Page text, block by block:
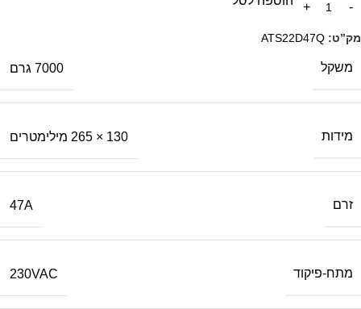
מק”ט: ATS22D47Q
משקל 7000 גרם
מידות 130 × 265 מילימטרים
זרם 47A
מתח-פיקוד 230VAC